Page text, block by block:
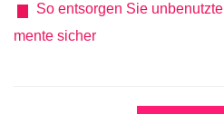
So entsorgen Sie
mente sicher